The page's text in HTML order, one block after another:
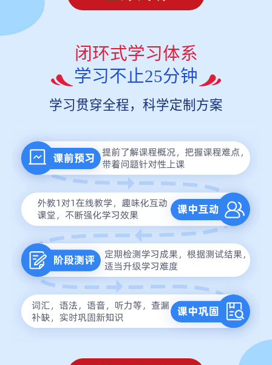
闭环式学习体系
学习不止25分钟
学习贯穿全程，科学定制方案